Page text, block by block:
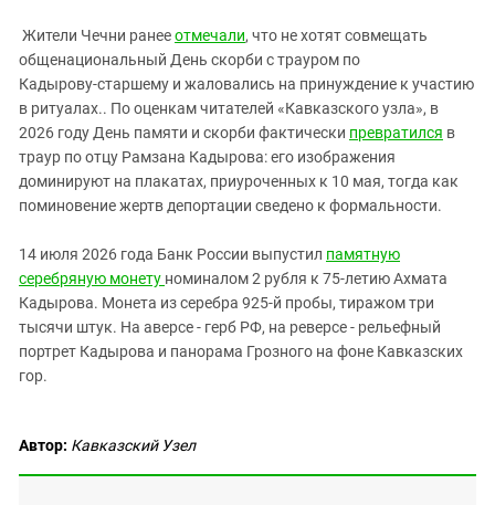
Жители Чечни ранееотмечали, что не хотят совмещать
общенациональный День скорби с трауром по
Кадырову‑старшему и жаловались на принуждение к участию
в ритуалах.. По оценкам читателей «Кавказского узла», в
2026 году День памяти и скорби фактически превратился в
траур по отцу Рамзана Кадырова: его изображения
доминируют на плакатах, приуроченных к 10 мая, тогда как
поминовение жертв депортации сведено к формальности.
14 июля 2026 года Банк России выпустил памятную
серебряную монету номиналом 2 рубля к 75‑летию Ахмата
Кадырова. Монета из серебра 925-й пробы, тиражом три
тысячи штук. На аверсе - герб РФ, на реверсе - рельефный
портрет Кадырова и панорама Грозного на фоне Кавказских
гор.
Автор: Кавказский Узел